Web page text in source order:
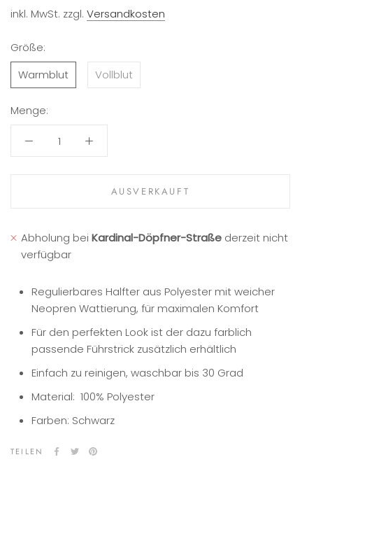
inkl. MwSt. zzgl. Versandkosten
Größe:
Warmblut
Vollblut
Menge:
AUSVERKAUFT
Abholung beiKardinal-Döpfner-Straße derzeit nicht
verfügbar
Regulierbares Halfter aus Polyester mit weicher
Neopren Wattierung, für maximalen Komfort
Für den perfekten Look ist der dazu farblich
passende Führstrick zusätzlich erhältlich
Einfach zu reinigen, waschbar bis 30 Grad
Material: 100% Polyester
Farben: Schwarz
TEILEN